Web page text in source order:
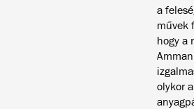
a
művek
hogy a
olykor